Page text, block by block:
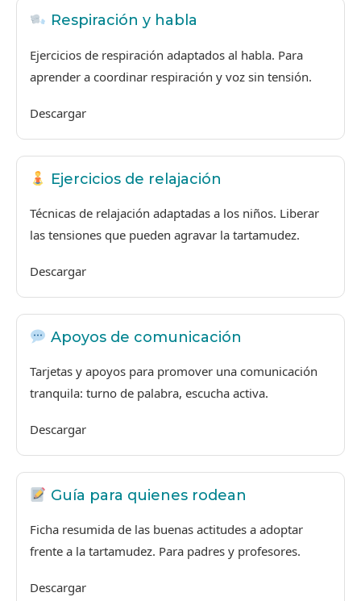
Respiración y habla
Ejercicios de respiración adaptados al habla. Para
aprender a coordinar respiración y voz sin tensión.
Descargar
Ejercicios de relajación
Técnicas de relajación adaptadas a los niños. Liberar
las tensiones que pueden agravar la tartamudez.
Descargar
Apoyos de comunicación
Tarjetas y apoyos para promover una comunicación
tranquila: turno de palabra, escucha activa.
Descargar
Guía para quienes rodean
Ficha resumida de las buenas actitudes a adoptar
frente a la tartamudez. Para padres y profesores.
Descargar